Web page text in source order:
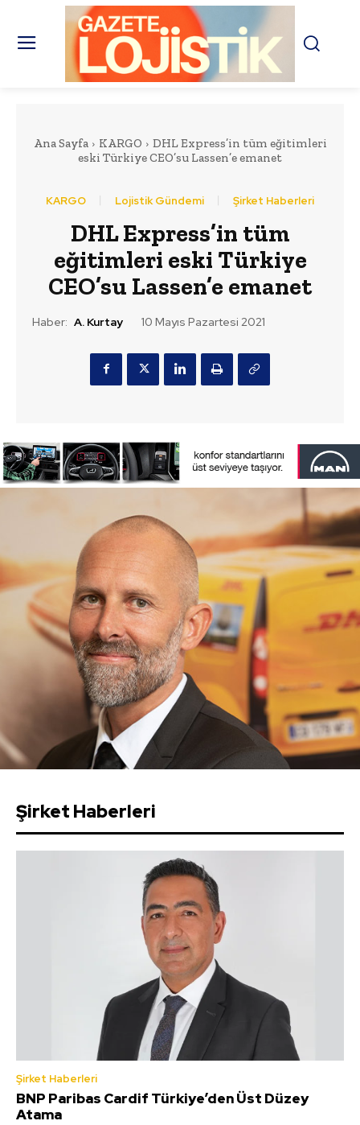
Ana Sayfa KARGO
DHL Express’in tüm eğitimleri
eski Türkiye CEO’su Lassen’e emanet
KARGO Lojistik Gündemi Şirket Haberleri
DHL Express’in tüm
eğitimleri eski Türkiye
CEO’su Lassen’e emanet
Haber: A. Kurtay 10 Mayıs Pazartesi 2021
Şirket Haberleri
Şirket Haberleri
BNP Paribas Cardif Türkiye’den Üst Düzey
Atama